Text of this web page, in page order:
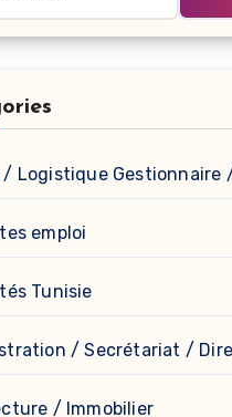
Logistique Gestionnaire
emploi
Tunisie
/ Secrétariat /
/ Immobilier